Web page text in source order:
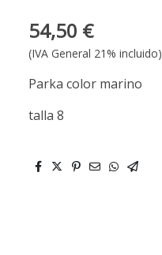
54,50 €
(IVA General 21% incluido)
Parka color marino
talla 8